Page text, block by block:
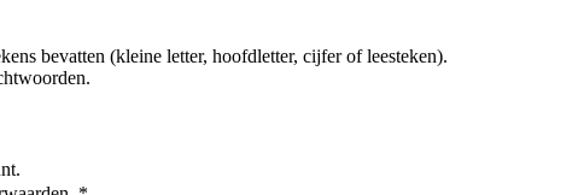
bevatten (kleine letter, hoofdletter, cijfer of leesteken).